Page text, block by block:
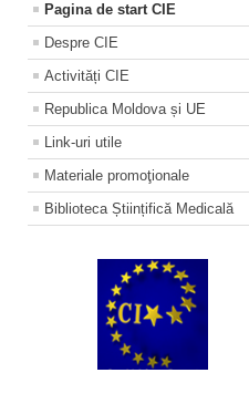
Pagina de start CIE
Despre CIE
Activități CIE
Republica Moldova și UE
Link-uri utile
Materiale promoţionale
Biblioteca Științifică Medicală